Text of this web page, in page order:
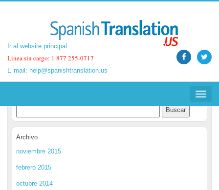
Ir al website principal
Linea sin cargo: 1 877 255-0717
E mail: help@spanishtranslation.us
Toggle
Ir al website principal
Linea sin cargo: 1 877 255-0717
E mail: help@spanishtranslation.us
Toggle
Spanish Translation Blog
Archivo
noviembre 2015
febrero 2015
octubre 2014